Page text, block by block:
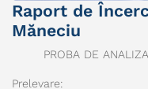
Raport de
Măneciu
PROBA DE
Prelevare: